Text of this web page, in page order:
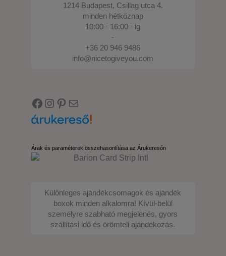
1214 Budapest, Csillag utca 4.
minden hétköznap
10:00 - 16:00 - ig
-
+36 20 946 9486
info@nicetogiveyou.com
Facebook
Instagram
Pinterest
E-mail
Árak és paraméterek összehasonlítása az Árukeresőn
Különleges ajándékcsomagok és ajándék
boxok minden alkalomra! Kívül-belül
személyre szabható megjelenés, gyors
szállítási idő és örömteli ajándékozás.